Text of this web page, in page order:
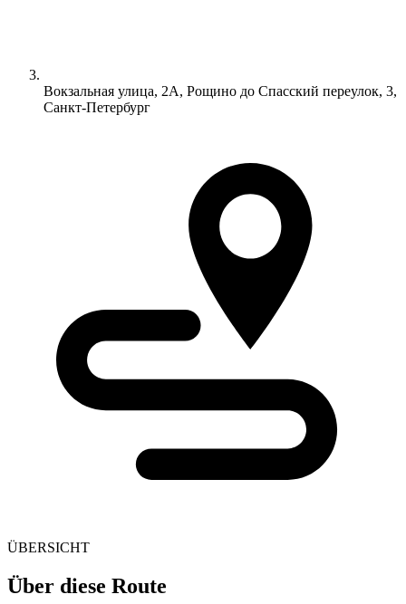
Вокзальная улица, 2А, Рощино до Спасский переулок, 3,
Санкт-Петербург
ÜBERSICHT
Über diese Route